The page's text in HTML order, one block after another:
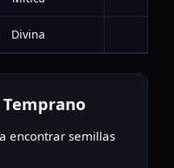
Divina
Temprano
encontrar semillas